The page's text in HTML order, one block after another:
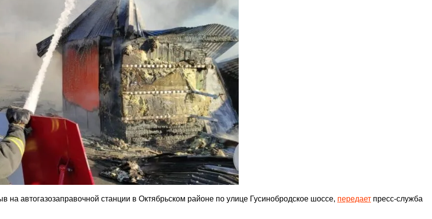
автогазозаправочной станции в Октябрьском районе по улице Гусинобродское шоссе, передает пресс-служба